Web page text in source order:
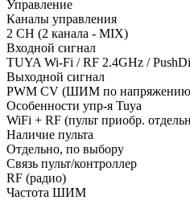
Управление
Каналы управления
2 CH (2 канала - MIX)
Входной сигнал
TUYA Wi-Fi / RF 2.4GHz /
Выходной сигнал
PWM СV (ШИМ по
Особенности упр-я Tuya
WiFi + RF (пульт приобр.
Наличие пульта
Отдельно, по выбору
Связь пульт/контроллер
RF (радио)
Частота ШИМ